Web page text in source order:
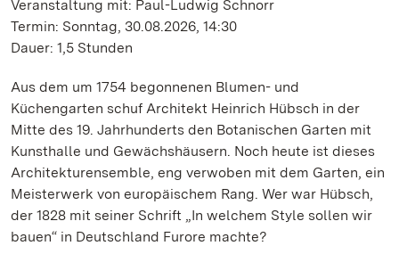
Veranstaltung mit: Paul-Ludwig Schnorr
Termin: Sonntag, 30.08.2026, 14:30
Dauer: 1,5 Stunden
Aus dem um 1754 begonnenen Blumen- und
Küchengarten schuf Architekt Heinrich Hübsch in der
Mitte des 19. Jahrhunderts den Botanischen Garten mit
Kunsthalle und Gewächshäusern. Noch heute ist dieses
Architekturensemble, eng verwoben mit dem Garten, ein
Meisterwerk von europäischem Rang. Wer war Hübsch,
der 1828 mit seiner Schrift „In welchem Style sollen wir
bauen“ in Deutschland Furore machte?